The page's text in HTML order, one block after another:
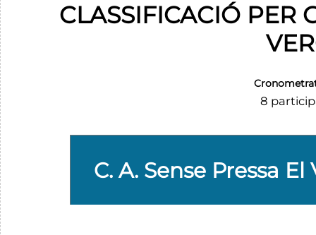
CLASSIFICACIÓ PER
8